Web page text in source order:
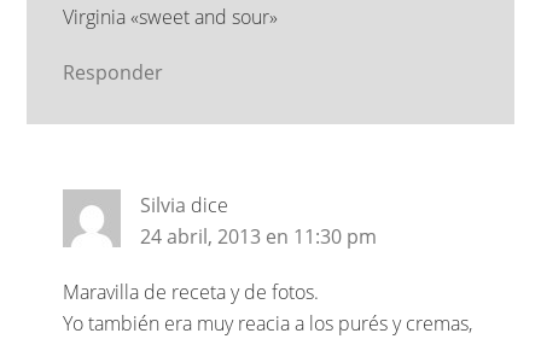
Virginia «sweet and sour»
Responder
Silvia dice
24 abril, 2013 en 11:30 pm
Maravilla de receta y de fotos.
Yo también era muy reacia a los purés y cremas,